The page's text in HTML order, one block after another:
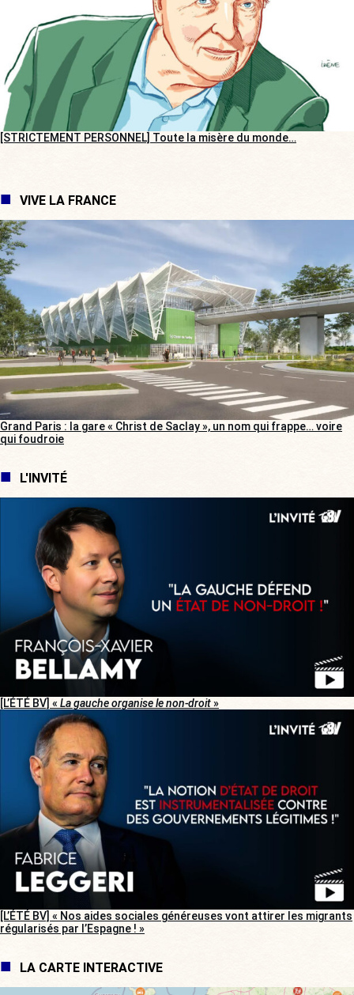
[STRICTEMENT PERSONNEL] Toute la misère du monde…
VIVE LA FRANCE
Grand Paris : la gare « Christ de Saclay », un nom qui frappe… voire
qui foudroie
L'INVITÉ
[L’ÉTÉ BV] « La gauche organise le non-droit»
[L’ÉTÉ BV] « Nos aides sociales généreuses vont attirer les migrants
régularisés par l’Espagne ! »
LA CARTE INTERACTIVE